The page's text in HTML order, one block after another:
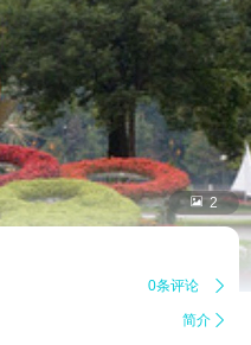
 2
0条评论 
简介 